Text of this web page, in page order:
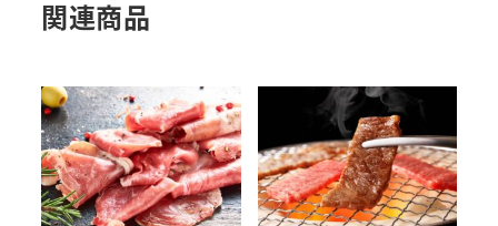
関連商品